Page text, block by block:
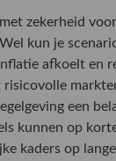
zekerheid
kun je
afkoelt en
risicovolle
een
kunnen op
kaders op